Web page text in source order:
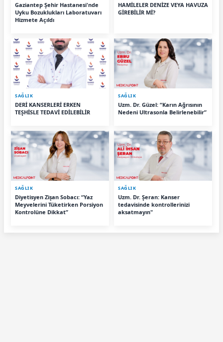
Gaziantep Şehir Hastanesi'nde
Uyku Bozuklukları Laboratuvarı
Hizmete Açıldı
HAMİLELER DENİZE VEYA HAVUZA
GİREBİLİR Mİ?
SAĞLIK
DERİ KANSERLERİ ERKEN
TEŞHİSLE TEDAVİ EDİLEBİLİR
SAĞLIK
Uzm. Dr. Güzel: “Karın Ağrısının
Nedeni Ultrasonla Belirlenebilir”
SAĞLIK
Diyetisyen Zişan Sobacı: “Yaz
Meyvelerini Tüketirken Porsiyon
Kontrolüne Dikkat”
SAĞLIK
Uzm. Dr. Şeran: Kanser
tedavisinde kontrollerinizi
aksatmayın"